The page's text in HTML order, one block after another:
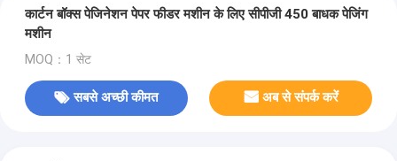
कार्टन बॉक्स पेजिनेशन पेपर फीडर मशीन के लिए सीपीजी 450 बाधक पेजिंग
मशीन
MOQ：1 सेट
सबसे अच्छी कीमत अब से संपर्क करें